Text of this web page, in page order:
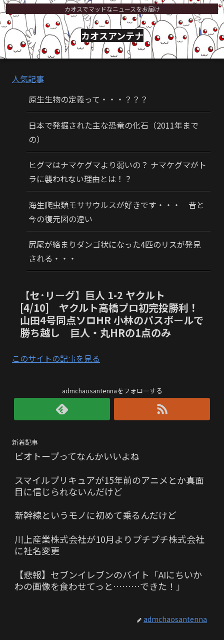
カオスでマッドなニュースをお届け
カオスアンテナ
人気記事
原生生物の定義って・・・？？？
日本で発掘された主な恐竜の化石（2011年まで
の）
ヒグマはナマケグマより弱いの？ ナマケグマがト
ラに襲われない理由とは！？
海生爬虫類モササウルスが好きです・・・ 昔と
今の復元図の違い
尻尾が絡まりダンゴ状になった4匹のリスが発見
される・・・
【セ･リーグ】巨人 1-2 ヤクルト
[4/10] ヤクルト高橋プロ初完投勝利！
山田4号同点ソロHR 小林のパスボールで
勝ち越し 巨人・丸HRの1点のみ
このサイトの記事を見る
admchaosantennaをフォローする
新着記事
ビオトープってなんかいいよね
スマイルプリキュアが15年前のアニメとか真面
目に信じられないんだけど
新幹線というモノに初めて乗るんだけど
川上産業株式会社が10月よりプチプチ株式会社
に社名変更
【悲報】セブンイレブンのバイト「AIにちいか
わの画像を食わせてっと………できた！」
admchaosantenna